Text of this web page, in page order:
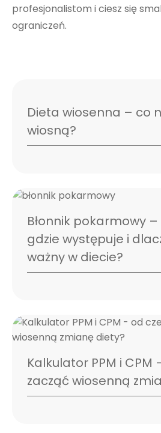
profesjonalistom i ciesz się
ograniczeń.
Dieta wiosenna – co
wiosną?
Błonnik pokarmowy
gdzie występuje i
ważny w diecie?
Kalkulator PPM i CPM
zacząć wiosenną